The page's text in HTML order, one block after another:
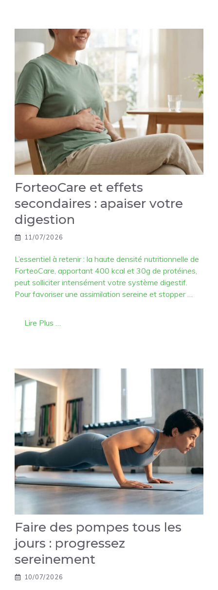
ForteoCare et effets
secondaires : apaiser votre
digestion
11/07/2026
L’essentiel à retenir : la haute densité nutritionnelle de
ForteoCare, apportant 400 kcal et 30g de protéines,
peut solliciter intensément votre système digestif.
Pour favoriser une assimilation sereine et stopper …
Lire Plus …
Faire des pompes tous les
jours : progressez
sereinement
10/07/2026